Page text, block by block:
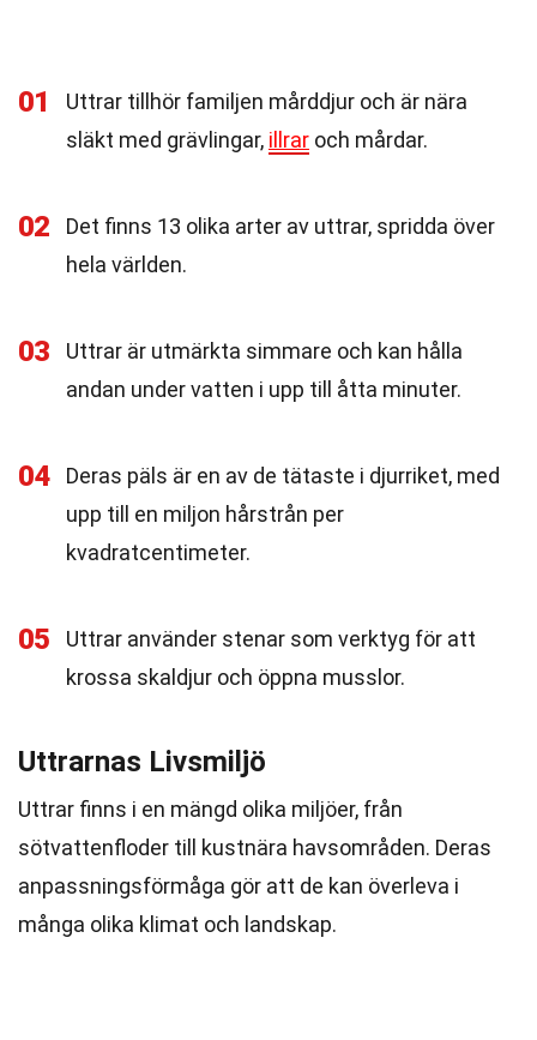
01
Uttrar tillhör familjen mårddjur och är nära
släkt med grävlingar, illrar och mårdar.
02
Det finns 13 olika arter av uttrar, spridda över
hela världen.
03
Uttrar är utmärkta simmare och kan hålla
andan under vatten i upp till åtta minuter.
04
Deras päls är en av de tätaste i djurriket, med
upp till en miljon hårstrån per
kvadratcentimeter.
05
Uttrar använder stenar som verktyg för att
krossa skaldjur och öppna musslor.
Uttrarnas Livsmiljö
Uttrar finns i en mängd olika miljöer, från
sötvattenfloder till kustnära havsområden. Deras
anpassningsförmåga gör att de kan överleva i
många olika klimat och landskap.